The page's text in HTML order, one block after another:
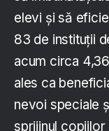
elevi și să
83 de instituții
acum circa
ales ca
nevoi speciale
sprijinul